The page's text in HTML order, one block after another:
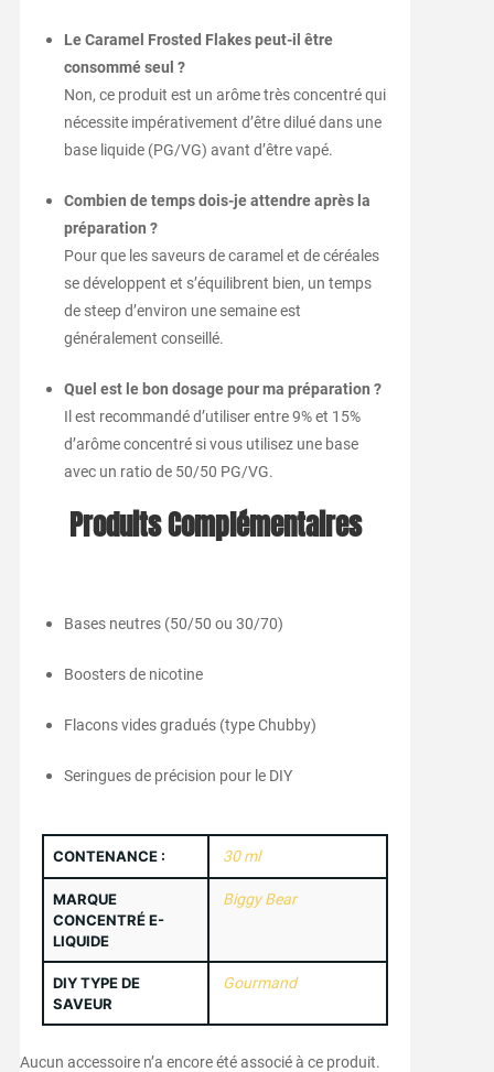
Le Caramel Frosted Flakes peut-il être
consommé seul ?
Non, ce produit est un arôme très concentré qui
nécessite impérativement d’être dilué dans une
base liquide (PG/VG) avant d’être vapé.
Combien de temps dois-je attendre après la
préparation ?
Pour que les saveurs de caramel et de céréales
se développent et s’équilibrent bien, un temps
de steep d’environ une semaine est
généralement conseillé.
Quel est le bon dosage pour ma préparation ?
Il est recommandé d’utiliser entre 9% et 15%
d’arôme concentré si vous utilisez une base
avec un ratio de 50/50 PG/VG.
Produits Complémentaires
Bases neutres (50/50 ou 30/70)
Boosters de nicotine
Flacons vides gradués (type Chubby)
Seringues de précision pour le DIY
CONTENANCE : 30 ml
MARQUE
CONCENTRÉ E-
LIQUIDE
Biggy Bear
DIY TYPE DE
SAVEUR
Gourmand
Aucun accessoire n’a encore été associé à ce produit.